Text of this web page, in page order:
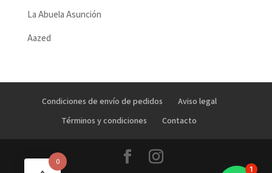
La Abuela Asunción
Aazed
Condiciones de envío de pedidos
Aviso legal
Términos y condiciones
Contacto
0
1